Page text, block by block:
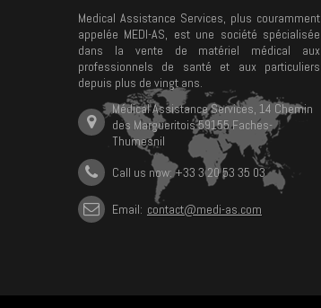
Medical Assistance Services, plus couramment
appelée MEDI-AS, est une société spécialisée
dans la vente de matériel médical aux
professionnels de santé et aux particuliers
depuis plus de vingt ans.
Médical Assistance Services, 14 Chemin
des Margueritois 59155 Faches-
Thumesnil
Call us now: +33 3 20 53 35 03
Email: contact@medi-as.com